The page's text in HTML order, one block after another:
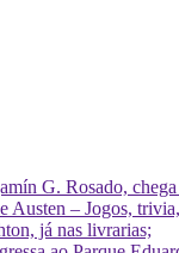
G. Rosado,
Austen – Jogos,
já nas livrarias;